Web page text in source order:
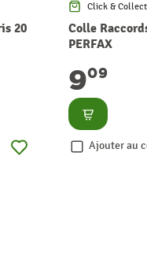
20
Click & Collect
Colle
PERFAX
909
Consulter
Ajouter au